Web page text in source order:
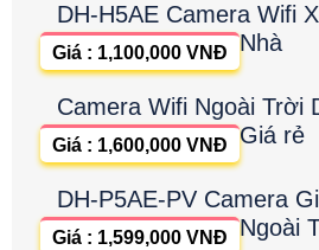
DH-H5AE Camera Wifi
Nhà
Giá : 1,100,000 VNĐ
Camera Wifi Ngoài Trời
Giá rẻ
Giá : 1,600,000 VNĐ
DH-P5AE-PV Camera
Ngoài
Giá : 1,599,000 VNĐ